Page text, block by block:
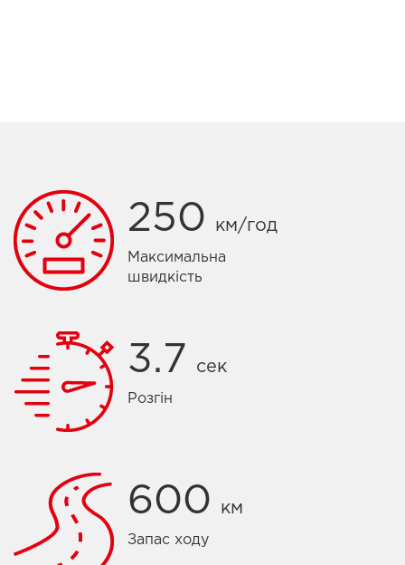
250 км/год
Максимальна
швидкість
3.7 сек
Розгін
600 км
Запас ходу